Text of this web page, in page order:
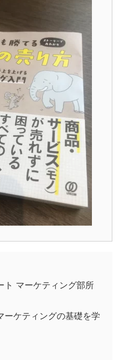
ト マーケティング部所
ーケティングの基礎を学